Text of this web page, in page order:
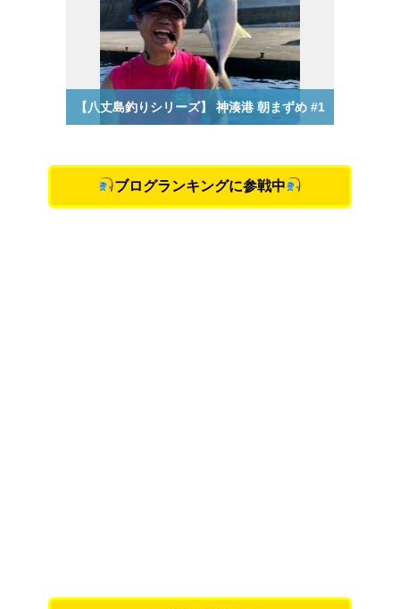
ブログランキングに参戦中